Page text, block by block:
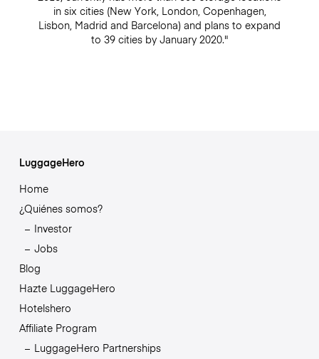
in six cities (New York, London, Copenhagen,
Lisbon, Madrid and Barcelona) and plans to expand
to 39 cities by January 2020."
LuggageHero
Home
¿Quiénes somos?
Investor
Jobs
Blog
Hazte LuggageHero
Hotelshero
Affiliate Program
LuggageHero Partnerships